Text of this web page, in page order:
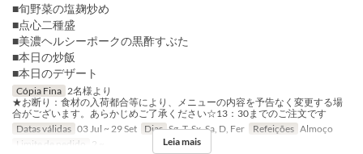
■旬野菜の塩麹炒め
■点心二種盛
■美濃ヘルシーポークの黒酢すぶた
■本日の炒飯
■本日のデザート
Cópia Fina 2名様より
★お断り：食材の入荷都合等により、メニューの内容を予告なく変更する場
合がございます。あらかじめご了承ください☆13：30までのご注文です
Datas válidas 03 Jul ~ 29 Set Dias Sg, T, Sx, Sa, D, Fer Refeições Almoço
Limite de pedido
2 ~ Leia mais